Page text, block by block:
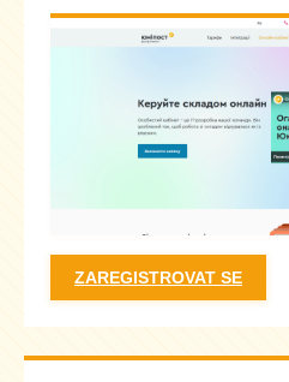
ZAREGISTROVAT SE